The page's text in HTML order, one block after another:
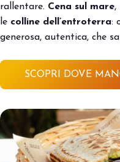
rallentare. Cena sul mare,
le colline dell’entroterra:
generosa, autentica, che
SCOPRI DOVE